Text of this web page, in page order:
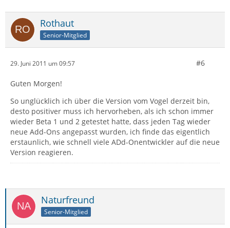
Rothaut
Senior-Mitglied
29. Juni 2011 um 09:57 #6
Guten Morgen!
So unglücklich ich über die Version vom Vogel derzeit bin,
desto positiver muss ich hervorheben, als ich schon immer
wieder Beta 1 und 2 getestet hatte, dass jeden Tag wieder
neue Add-Ons angepasst wurden, ich finde das eigentlich
erstaunlich, wie schnell viele ADd-Onentwickler auf die neue
Version reagieren.
Naturfreund
Senior-Mitglied